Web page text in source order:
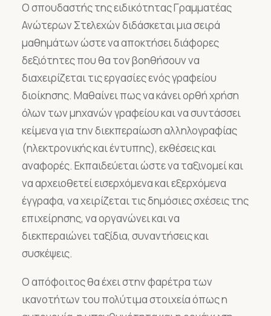
Ο σπουδαστής της ειδικότητας Γραμματέας
Ανώτερων Στελεχών διδάσκεται μια σειρά
μαθημάτων ώστε να αποκτήσει διάφορες
δεξιότητες που θα τον βοηθήσουν να
διαχειρίζεται τις εργασίες ενός γραφείου
διοίκησης. Μαθαίνει πως να κάνει ορθή χρήση
όλων των μηχανών γραφείου και να συντάσσει
κείμενα για την διεκπεραίωση αλληλογραφίας
(ηλεκτρονικής και έντυπης), εκθέσεις και
αναφορές. Εκπαιδεύεται ώστε να ταξινομεί και
να αρχειοθετεί εισερχόμενα και εξερχόμενα
έγγραφα, να χειρίζεται τις δημόσιες σχέσεις της
επιχείρησης, να οργανώνει και να
διεκπεραιώνει ταξίδια, συναντήσεις και
συσκέψεις.
Ο απόφοιτος θα έχει στην φαρέτρα των
ικανοτήτων του πολύτιμα στοιχεία όπως η